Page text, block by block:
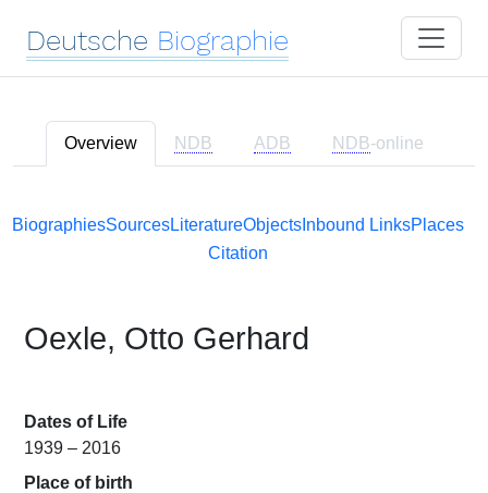
Deutsche Biographie
Overview NDB ADB NDB-online
BiographiesSourcesLiteratureObjectsInbound LinksPlaces
Citation
Oexle, Otto Gerhard
Dates of Life
1939 – 2016
Place of birth